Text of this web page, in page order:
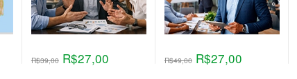
R$39,00 R$27,00 R$49,00 R$27,00